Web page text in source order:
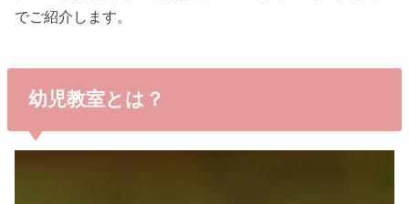
でご紹介します。
幼児教室とは？